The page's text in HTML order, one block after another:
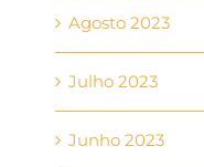
Agosto 2023
Julho 2023
Junho 2023